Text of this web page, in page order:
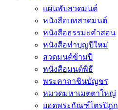
แผ่นพับสวดมนต์
หนังสือบทสวดมนต์
หนังสือธรรมะคำสอน
หนังสือทำบุญปีใหม่
สวดมนต์ข้ามปี
หนังสือมนต์พิธี
พระคาถาชินบัญชร
หมวดมหาเมตตาใหญ่
ยอดพระกัณฑ์ไตรปิฎก